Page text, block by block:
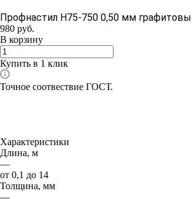
Профнастил Н75-750 0,50 мм
980 руб.
В корзину
Купить в 1 клик
Точное соотвествие ГОСТ.
Характеристики
Длина, м
—
от 0,1 до 14
Толщина, мм
—